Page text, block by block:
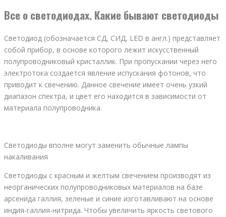
Все о светодиодах. Какие бывают светодиоды
Светодиод (обозначается СД, СИД, LED в англ.) представляет
собой прибор, в основе которого лежит искусственный
полупроводниковый кристаллик. При пропускании через него
электротока создается явление испускания фотонов, что
приводит к свечению. Данное свечение имеет очень узкий
диапазон спектра, и цвет его находится в зависимости от
материала полупроводника.
Светодиоды вполне могут заменить обычные лампы
накаливания
Светодиоды с красным и желтым свечением производят из
неорганических полупроводниковых материалов на базе
арсенида галлия, зеленые и синие изготавливают на основе
индия-галлия-нитрида. Чтобы увеличить яркость светового